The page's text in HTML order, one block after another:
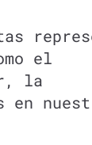
el
la
en